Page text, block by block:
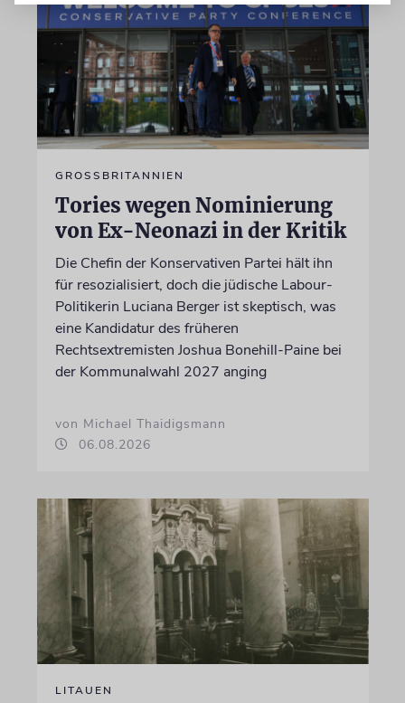
GROSSBRITANNIEN
Tories wegen Nominierung
von Ex-Neonazi in der Kritik
Die Chefin der Konservativen Partei hält ihn
für resozialisiert, doch die jüdische Labour-
Politikerin Luciana Berger ist skeptisch, was
eine Kandidatur des früheren
Rechtsextremisten Joshua Bonehill-Paine bei
der Kommunalwahl 2027 anging
von Michael Thaidigsmann
06.08.2026
LITAUEN